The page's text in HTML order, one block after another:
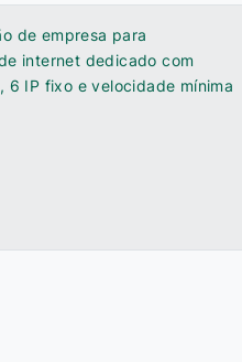
de empresa para
internet dedicado com
IP fixo e velocidade mínima